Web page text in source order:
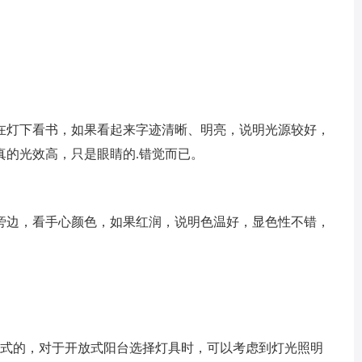
下看书，如果看起来字迹清晰、明亮，说明光源较好，
光效高，只是眼睛的.错觉而已。
，看手心颜色，如果红润，说明色温好，显色性不错，
的，对于开放式阳台选择灯具时，可以考虑到灯光照明